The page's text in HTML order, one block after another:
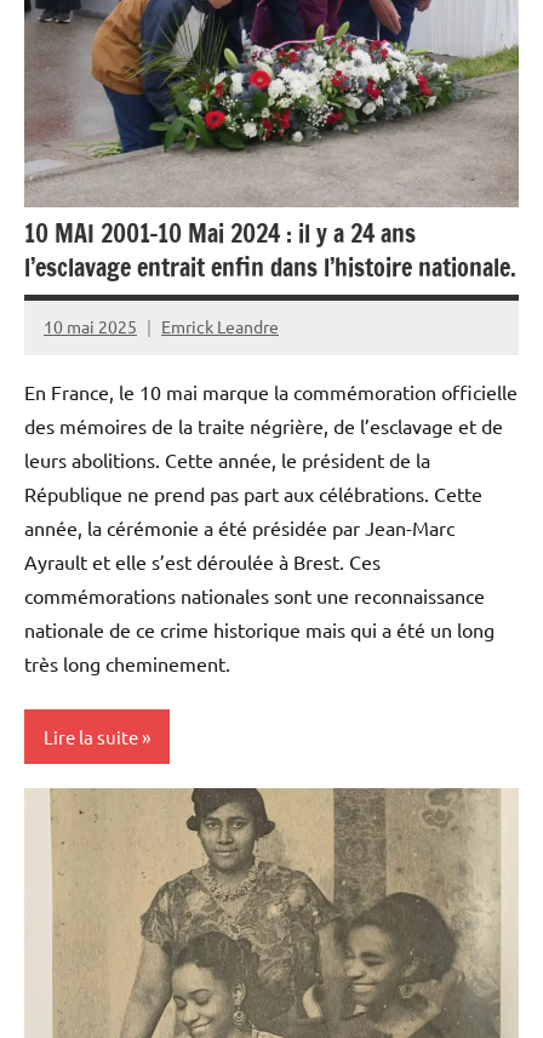
Outremer
Société
10 MAI 2001-10 Mai 2024 : il y a 24 ans
l’esclavage entrait enfin dans l’histoire nationale.
10 mai 2025 Emrick Leandre
En France, le 10 mai marque la commémoration officielle
des mémoires de la traite négrière, de l’esclavage et de
leurs abolitions. Cette année, le président de la
République ne prend pas part aux célébrations. Cette
année, la cérémonie a été présidée par Jean-Marc
Ayrault et elle s’est déroulée à Brest. Ces
commémorations nationales sont une reconnaissance
nationale de ce crime historique mais qui a été un long
très long cheminement.
Lire la suite
Antilles-
Guyane
Caraïbe
France
Guadeloupe